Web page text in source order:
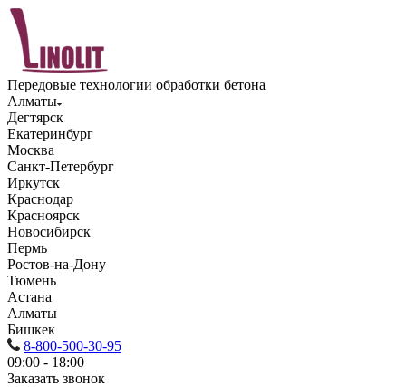
Передовые технологии обработки бетона
Алматы
Дегтярск
Екатеринбург
Москва
Санкт-Петербург
Иркутск
Краснодар
Красноярск
Новосибирск
Пермь
Ростов-на-Дону
Тюмень
Астана
Алматы
Бишкек
8-800-500-30-95
09:00 - 18:00
Заказать звонок